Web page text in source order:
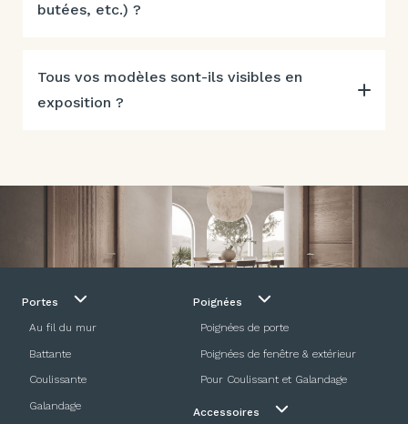
butées, etc.) ?
Tous vos modèles sont-ils visibles en
exposition ?
Portes
Au fil du mur
Battante
Coulissante
Galandage
Poignées
Poignées de porte
Poignées de fenêtre & extérieur
Pour Coulissant et Galandage
Accessoires